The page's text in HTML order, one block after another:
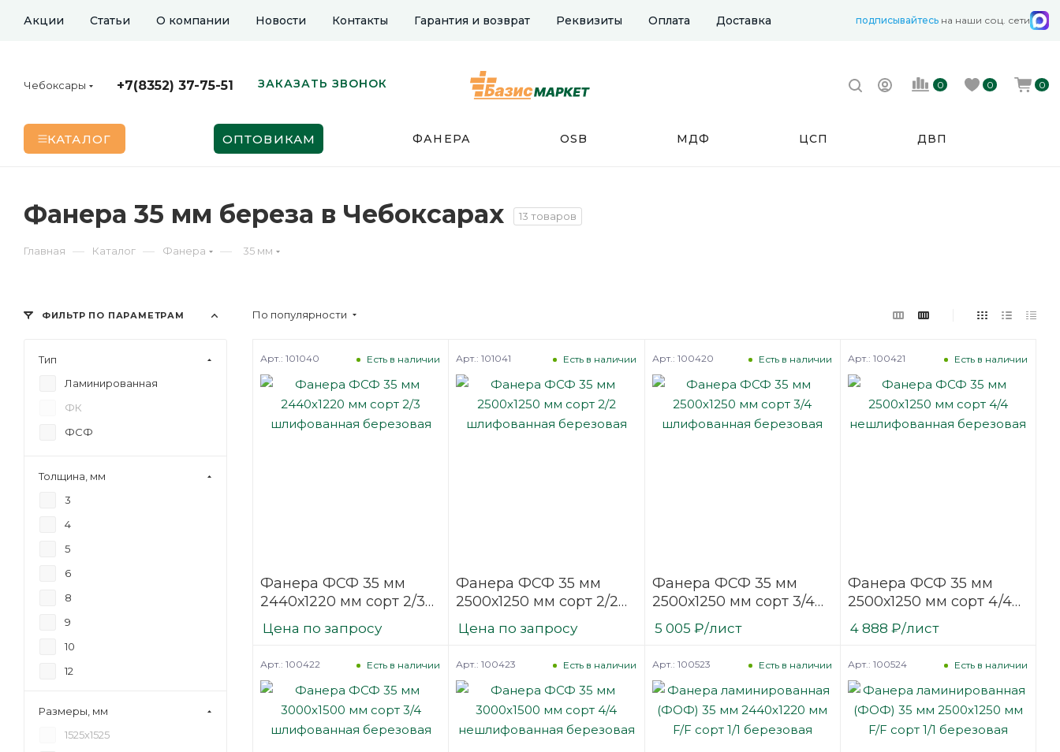
Акции Статьи О компании Новости Контакты Гарантия и возврат Реквизиты Оплата Доставка подписывайтесь на наши соц. сети
Чебоксары +7(8352) 37-75-51 ЗАКАЗАТЬ ЗВОНОК 0 0 0
КАТАЛОГ ОПТОВИКАМ ФАНЕРА OSB МДФ ЦСП ДВП
Фанера 35 мм береза в Чебоксарах 13 товаров
Главная — Каталог — Фанера — 35 мм
По популярности
Фанера ФСФ 35 мм
2440х1220 мм сорт 2/3
шлифованная
березовая
Есть в наличии
Арт.: 101040
Цена по запросу
Фанера ФСФ 35 мм
2500х1250 мм сорт 2/2
шлифованная
березовая
Есть в наличии
Арт.: 101041
Цена по запросу
Фанера ФСФ 35 мм
2500х1250 мм сорт 3/4
шлифованная
березовая
Есть в наличии
Арт.: 100420
5 005 ₽/лист
Фанера ФСФ 35 мм
2500х1250 мм сорт 4/4
нешлифованная
березовая
Есть в наличии
Арт.: 100421
4 888 ₽/лист
Есть в наличии
Арт.: 100422 Есть в наличии
Арт.: 100423 Есть в наличии
Арт.: 100523 Есть в наличии
Арт.: 100524
ФИЛЬТР ПО ПАРАМЕТРАМ
Тип
Ламинированная
ФК
ФСФ
Толщина, мм
3
4
5
6
8
9
10
12
18
Размеры, мм
1525х1525